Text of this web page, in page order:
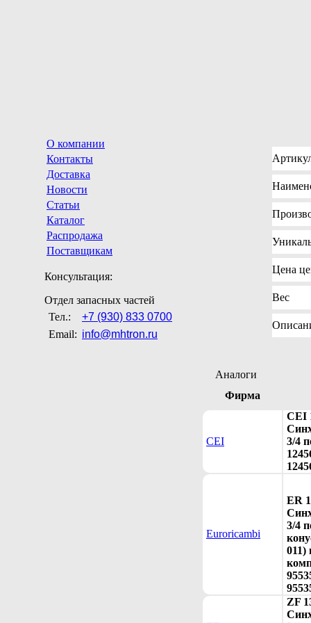
О компании
Контакты
Доставка
Новости
Статьи
Каталог
Распродажа
Поставщикам
Консультация:
Отдел запасных частей
Тел.:
+7 (930) 833 0700
Email: info@mhtron.ru
Цена
Вес
Аналоги
Фирма
CEI
CEI
3/4
Euroricambi
ER
3/4
011)
ZF